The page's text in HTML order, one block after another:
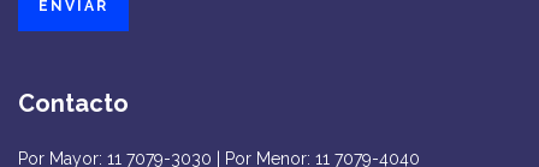
Contacto
Por Mayor: 11 7079-3030 | Por Menor: 11 7079-4040